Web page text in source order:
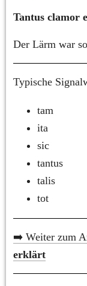
Tantus clamor
Der Lärm war
Typische
tam
ita
sic
tantus
talis
tot
➡️ Weiter zum
erklärt